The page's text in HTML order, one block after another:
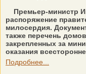
Премьер-министр
распоряжение
милосердия.
также перечень
закрепленных за
оказания
Подробнее...